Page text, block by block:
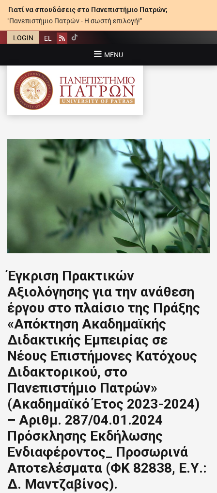
Γιατί να σπουδάσεις στο Πανεπιστήμιο Πατρών;
"Πανεπιστήμιο Πατρών - Η σωστή επιλογή!"
LOGIN EL Rss
MENU
ΠΑΝΕΠΙΣΤΉΜΙΟ ΠΑΤΡΏΝ
Έγκριση Πρακτικών
Αξιολόγησης για την ανάθεση
έργου στο πλαίσιο της Πράξης
«Απόκτηση Ακαδημαϊκής
Διδακτικής Εμπειρίας σε
Νέους Επιστήμονες Κατόχους
Διδακτορικού, στο
Πανεπιστήμιο Πατρών»
(Ακαδημαϊκό Έτος 2023-2024)
– Αριθμ. 287/04.01.2024
Πρόσκλησης Εκδήλωσης
Ενδιαφέροντος_ Προσωρινά
Αποτελέσματα (ΦΚ 82838, Ε.Υ.:
Δ. Μαντζαβίνος).